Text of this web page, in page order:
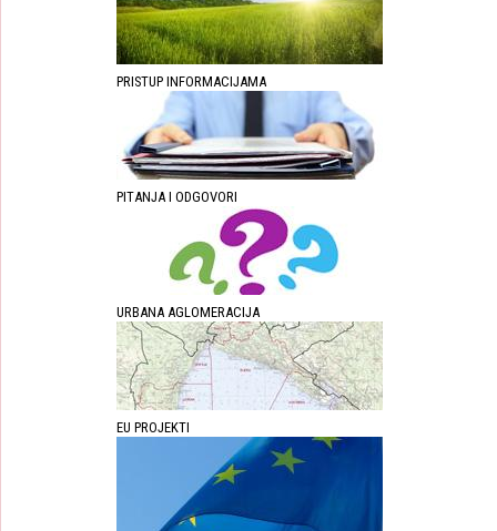
PRISTUP INFORMACIJAMA
PITANJA I ODGOVORI
URBANA AGLOMERACIJA
EU PROJEKTI